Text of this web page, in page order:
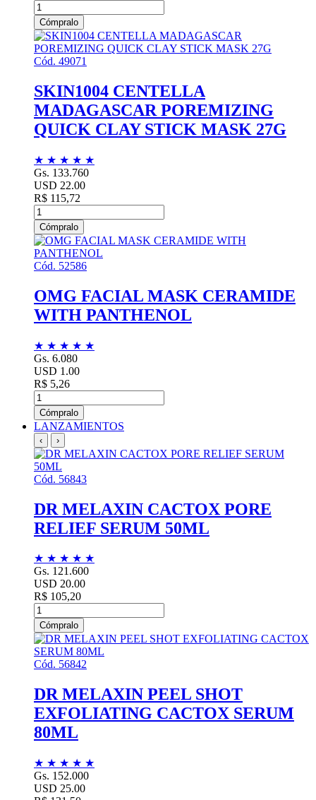
Cómpralo
Cód. 49071
SKIN1004 CENTELLA
MADAGASCAR POREMIZING
QUICK CLAY STICK MASK 27G
★ ★ ★ ★ ★
Gs. 133.760
USD 22.00
R$ 115,72
Cómpralo
Cód. 52586
OMG FACIAL MASK CERAMIDE
WITH PANTHENOL
★ ★ ★ ★ ★
Gs. 6.080
USD 1.00
R$ 5,26
Cómpralo
LANZAMIENTOS
‹ ›
Cód. 56843
DR MELAXIN CACTOX PORE
RELIEF SERUM 50ML
★ ★ ★ ★ ★
Gs. 121.600
USD 20.00
R$ 105,20
Cómpralo
Cód. 56842
DR MELAXIN PEEL SHOT
EXFOLIATING CACTOX SERUM
80ML
★ ★ ★ ★ ★
Gs. 152.000
USD 25.00